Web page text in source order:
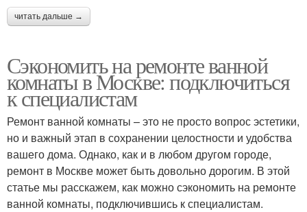
читать дальше →
Сэкономить на ремонте ванной
комнаты в Москве: подключиться
к специалистам
Ремонт ванной комнаты – это не просто вопрос эстетики,
но и важный этап в сохранении целостности и удобства
вашего дома. Однако, как и в любом другом городе,
ремонт в Москве может быть довольно дорогим. В этой
статье мы расскажем, как можно сэкономить на ремонте
ванной комнаты, подключившись к специалистам.